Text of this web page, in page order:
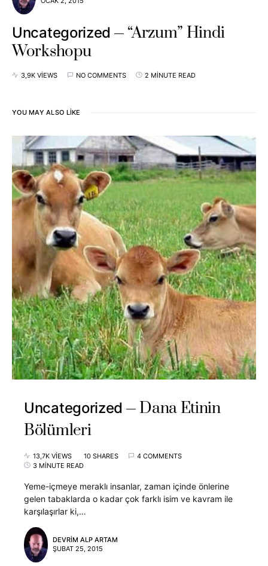
Uncategorized
“Arzum” Hindi
Workshopu
3,9K VIEWS NO COMMENTS 2 MINUTE READ
YOU MAY ALSO LIKE
Uncategorized
Dana Etinin
Bölümleri
13,7K VIEWS 10 SHARES
4 COMMENTS
3 MINUTE READ
Yeme-içmeye meraklı insanlar, zaman içinde önlerine
gelen tabaklarda o kadar çok farklı isim ve kavram ile
karşılaşırlar ki,…
DEVRIM ALP ARTAM
ŞUBAT 25, 2015